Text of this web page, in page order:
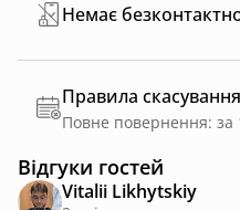
Немає
Правила скасування
Відгуки гостей
Vitalii Likhytskiy